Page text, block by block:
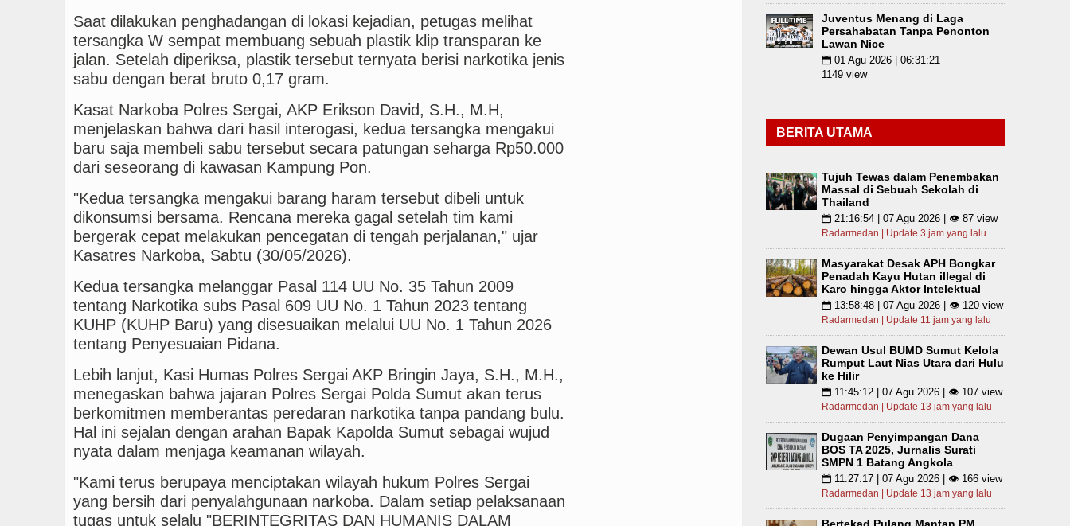
Saat dilakukan penghadangan di lokasi kejadian, petugas melihat
tersangka W sempat membuang sebuah plastik klip transparan ke
jalan. Setelah diperiksa, plastik tersebut ternyata berisi narkotika jenis
sabu dengan berat bruto 0,17 gram.
Kasat Narkoba Polres Sergai, AKP Erikson David, S.H., M.H,
menjelaskan bahwa dari hasil interogasi, kedua tersangka mengakui
baru saja membeli sabu tersebut secara patungan seharga Rp50.000
dari seseorang di kawasan Kampung Pon.
"Kedua tersangka mengakui barang haram tersebut dibeli untuk
dikonsumsi bersama. Rencana mereka gagal setelah tim kami
bergerak cepat melakukan pencegatan di tengah perjalanan," ujar
Kasatres Narkoba, Sabtu (30/05/2026).
Kedua tersangka melanggar Pasal 114 UU No. 35 Tahun 2009
tentang Narkotika subs Pasal 609 UU No. 1 Tahun 2023 tentang
KUHP (KUHP Baru) yang disesuaikan melalui UU No. 1 Tahun 2026
tentang Penyesuaian Pidana.
Lebih lanjut, Kasi Humas Polres Sergai AKP Bringin Jaya, S.H., M.H.,
menegaskan bahwa jajaran Polres Sergai Polda Sumut akan terus
berkomitmen memberantas peredaran narkotika tanpa pandang bulu.
Hal ini sejalan dengan arahan Bapak Kapolda Sumut sebagai wujud
nyata dalam menjaga keamanan wilayah.
"Kami terus berupaya menciptakan wilayah hukum Polres Sergai
yang bersih dari penyalahgunaan narkoba. Dalam setiap pelaksanaan
tugas untuk selalu "BERINTEGRITAS DAN HUMANIS DALAM
Juventus Menang di Laga
Persahabatan Tanpa Penonton
Lawan Nice
📅 01 Agu 2026 | 06:31:21
1149 view
BERITA UTAMA
Tujuh Tewas dalam Penembakan
Massal di Sebuah Sekolah di
Thailand
📅 21:16:54 | 07 Agu 2026 | 👁 87 view
Radarmedan | Update 3 jam yang lalu
Masyarakat Desak APH Bongkar
Penadah Kayu Hutan illegal di
Karo hingga Aktor Intelektual
📅 13:58:48 | 07 Agu 2026 | 👁 120 view
Radarmedan | Update 11 jam yang lalu
Dewan Usul BUMD Sumut Kelola
Rumput Laut Nias Utara dari Hulu
ke Hilir
📅 11:45:12 | 07 Agu 2026 | 👁 107 view
Radarmedan | Update 13 jam yang lalu
Dugaan Penyimpangan Dana
BOS TA 2025, Jurnalis Surati
SMPN 1 Batang Angkola
📅 11:27:17 | 07 Agu 2026 | 👁 166 view
Radarmedan | Update 13 jam yang lalu